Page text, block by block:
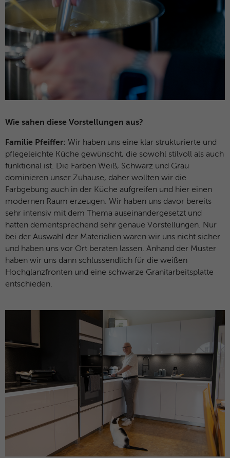
Wie sahen diese Vorstellungen aus?
Familie Pfeiffer: Wir haben uns eine klar strukturierte und
pflegeleichte Küche gewünscht, die sowohl stilvoll als auch
funktional ist. Die Farben Weiß, Schwarz und Grau
dominieren unser Zuhause, daher wollten wir die
Farbgebung auch in der Küche aufgreifen und hier einen
modernen Raum erzeugen. Wir haben uns davor bereits
sehr intensiv mit dem Thema auseinandergesetzt und
hatten dementsprechend sehr genaue Vorstellungen. Nur
bei der Auswahl der Materialien waren wir uns nicht sicher
und haben uns vor Ort beraten lassen. Anhand der Muster
haben wir uns dann schlussendlich für die weißen
Hochglanzfronten und eine schwarze Granitarbeitsplatte
entschieden.
Zweck
Microsoft-Websites besuchen. Dieses
Cookies wird für Werbung, Website-
Analysen und andere betriebliche Zwecke
verwendet.
Name
Anbieter
Zweck